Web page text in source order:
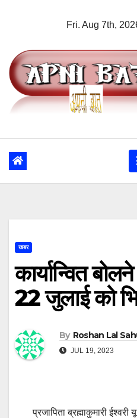
Fri. Aug 7th,
खबर
कार्यान्वित
22 जुलाई को
By Roshan Lal
JUL 19, 2023
प्रजापिता ब्रह्माकुमारी ईश्वरी